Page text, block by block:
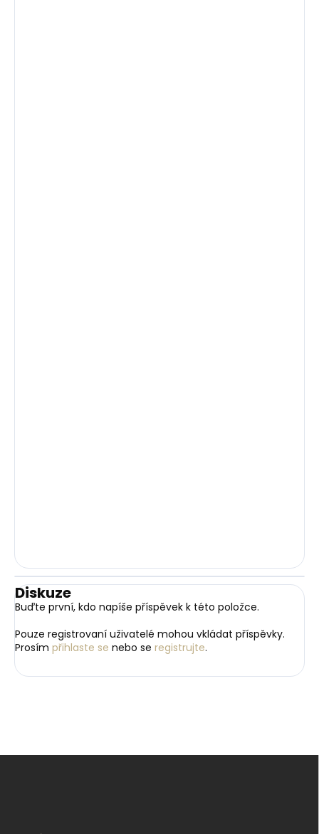
Diskuze
Buďte první, kdo napíše příspěvek k této položce.
Pouze registrovaní uživatelé mohou vkládat příspěvky.
Prosím přihlaste se nebo se registrujte.